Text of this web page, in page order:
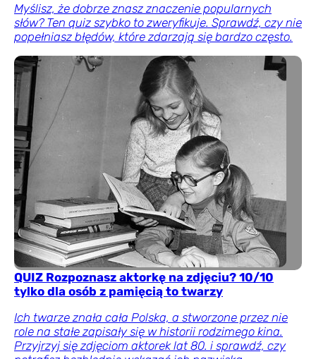
Myślisz, że dobrze znasz znaczenie popularnych
słów? Ten quiz szybko to zweryfikuje. Sprawdź, czy nie
popełniasz błędów, które zdarzają się bardzo często.
QUIZ Rozpoznasz aktorkę na zdjęciu? 10/10
tylko dla osób z pamięcią to twarzy
Ich twarze znała cała Polska, a stworzone przez nie
role na stałe zapisały się w historii rodzimego kina.
Przyjrzyj się zdjęciom aktorek lat 80. i sprawdź, czy